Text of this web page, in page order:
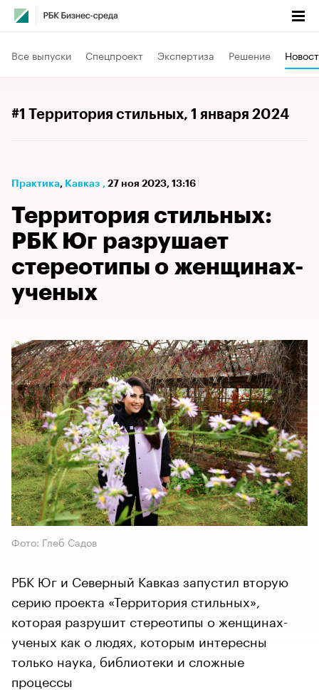
Все выпуски Спецпроект Экспертиза Решение
#1 Территория стильных, 1 января 2024
Практика⁠, Кавказ , 27 ноя 2023, 13:16
​​​​​​​Территория стильных:
РБК Юг разрушает
стереотипы о женщинах-
ученых
Фото: Глеб Садов
РБК Юг и Северный Кавказ запустил вторую
серию проекта «Территория стильных»,
которая разрушит стереотипы о женщинах-
ученых как о людях, которым интересны
только наука, библиотеки и сложные
процессы